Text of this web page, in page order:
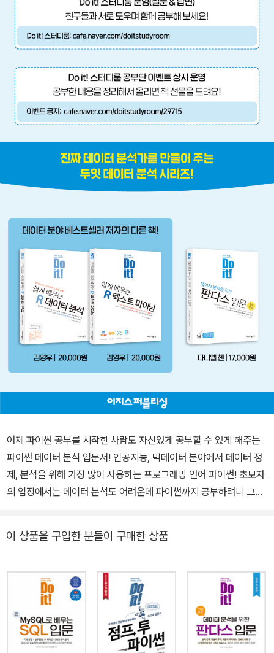
어제 파이썬 공부를 시작한 사람도 자신있게 공부할 수 있게 해주는
파이썬 데이터 분석 입문서! 인공지능, 빅데이터 분야에서 데이터 정
제, 분석을 위해 가장 많이 사용하는 프로그래밍 언어 파이썬! 초보자
의 입장에서는 데이터 분석도 어려운데 파이썬까지 공부하려니 그저
펼쳐 보자! 이 책은 변수, 함수와 같은 기초 내용부터 딕셔너리, 데이
터 분석까지 나아간다. 친절한 저자의 손을 잡고 한 쪽 한쪽 앞으로 나
아가다보면 당신은 어느 새 파이썬 데이터 분석 전문가가 되어 있을
것이다. 가장 많이 사용하는, 인기 있는 패키지 중심으로 배운다! 《D
o it! 쉽게 배우는 파이썬 데이터 분석》은 통계 분석은 물론이고 소셜
네트워크 서비스의 글을 분석할 수 있는 텍스트 마이닝, 지역별 특성
이 상품을 구입한 분들이 구매한 상품